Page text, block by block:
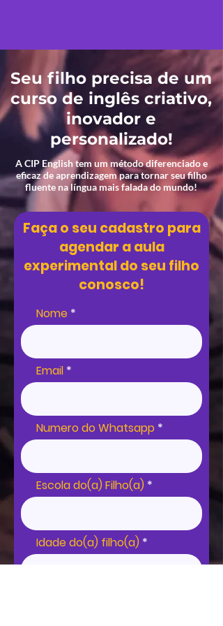
Seu filho precisa de um
curso de inglês criativo,
inovador e
personalizado!
A CIP English tem um método diferenciado e
eficaz de aprendizagem para tornar seu filho
fluente na língua mais falada do mundo!
Faça o seu cadastro para
agendar a aula
experimental do seu filho
conosco!
Nome
Email
Numero do Whatsapp
Escola do(a) Filho(a)
Idade do(a) filho(a)